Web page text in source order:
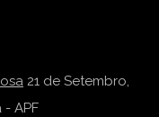
21 de Setembro,
APF